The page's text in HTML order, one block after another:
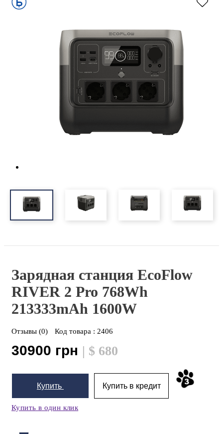
Зарядная станция EcoFlow
RIVER 2 Pro 768Wh
213333mAh 1600W
Отзывы (0) Код товара : 2406
30900 грн | $ 680
Купить Купить в кредит
Купить в один клик